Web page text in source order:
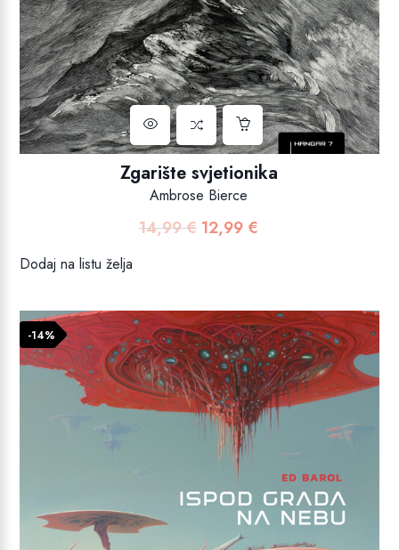
Zgarište svjetionika
Ambrose Bierce
14,99€ Izvorna
14,99 €.
12,99 €
Dodaj na listu želja
-14%